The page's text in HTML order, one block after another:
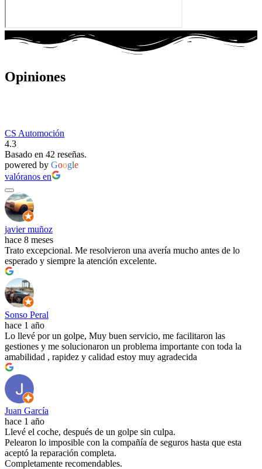
Opiniones
CS Automoción
4.3
Basado en 42 reseñas.
powered by Google
valóranos en
javier muñoz
hace 8 meses
Trato excepcional. Me resolvieron una avería mucho antes de lo
esperado y siempre la atención excelente.
Sonso Peral
hace 1 año
Lo llevé por un golpe, Muy buen servicio, me facilitaron las
gestiones y me solucionaron un problema importante con toda la
amabilidad , rapidez y calidad estoy muy agradecida
Juan García
hace 1 año
Llevé el coche, después de un golpe sin culpa.
Pelearon lo imposible con la compañía de seguros hasta que esta
aceptó la reparación completa.
Completamente recomendables.